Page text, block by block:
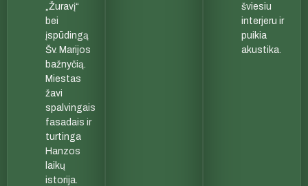
„Žuravį“
bei
įspūdingą
Šv. Marijos
bažnyčią.
Miestas
žavi
spalvingais
fasadais ir
turtinga
Hanzos
laikų
istorija.
šviesiu
interjeru ir
puikia
akustika.